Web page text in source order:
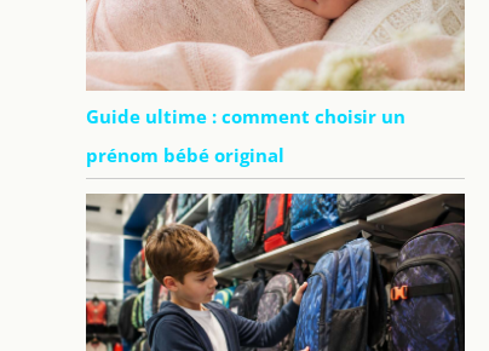
Guide ultime : comment choisir un
prénom bébé original